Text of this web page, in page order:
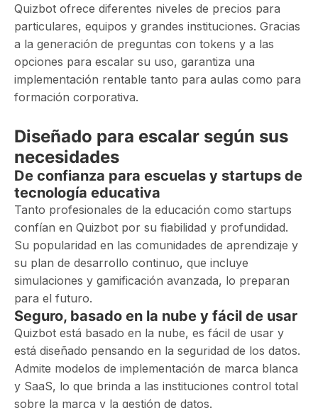
Quizbot ofrece diferentes niveles de precios para
particulares, equipos y grandes instituciones. Gracias
a la generación de preguntas con tokens y a las
opciones para escalar su uso, garantiza una
implementación rentable tanto para aulas como para
formación corporativa.
Diseñado para escalar según sus
necesidades
De confianza para escuelas y startups de
tecnología educativa
Tanto profesionales de la educación como startups
confían en Quizbot por su fiabilidad y profundidad.
Su popularidad en las comunidades de aprendizaje y
su plan de desarrollo continuo, que incluye
simulaciones y gamificación avanzada, lo preparan
para el futuro.
Seguro, basado en la nube y fácil de usar
Quizbot está basado en la nube, es fácil de usar y
está diseñado pensando en la seguridad de los datos.
Admite modelos de implementación de marca blanca
y SaaS, lo que brinda a las instituciones control total
sobre la marca y la gestión de datos.